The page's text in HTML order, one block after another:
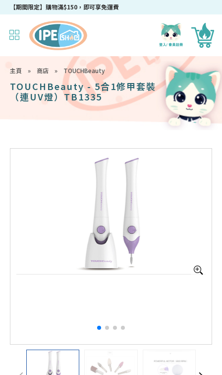
【期間限定】購物滿$150，即可享免運費
主頁 » 商店 » TOUCHBeauty
TOUCHBeauty - 5合1修甲套裝
（連UV燈）TB1335